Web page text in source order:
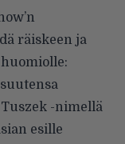
räiskeen ja
-nimellä
esille